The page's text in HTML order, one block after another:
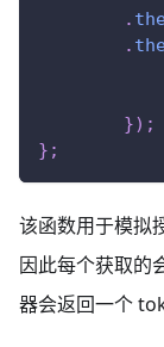
.
.
}) ;
} ;
该函数用于模拟
因此每个获取的
器会返回一个